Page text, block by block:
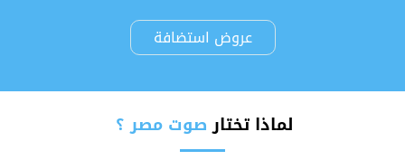
عروض استضافة
لماذا تختارصوت مصر ؟